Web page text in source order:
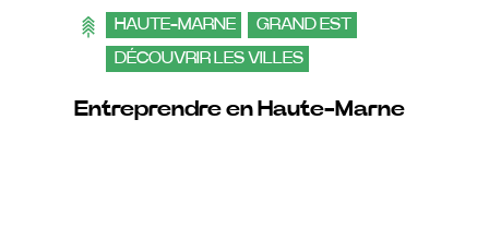
HAUTE-MARNE
GRAND EST
DÉCOUVRIR LES VILLES
Entreprendre en Haute-Marne